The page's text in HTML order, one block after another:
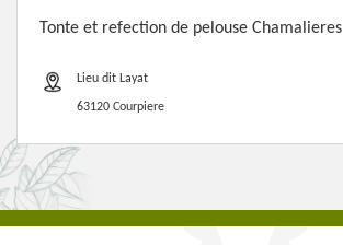
Tonte et refection de pelouse Chamalieres
Lieu dit Layat
63120 Courpiere